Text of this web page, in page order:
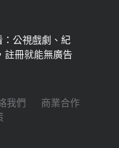
：公視戲劇、紀
註冊就能無廣告
我們
商業合作